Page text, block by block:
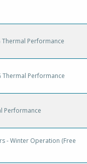
Thermal Performance
Thermal Performance
Performance
- Winter Operation (Free